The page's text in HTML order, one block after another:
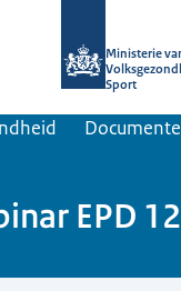
Ministerie
Sport
EPD